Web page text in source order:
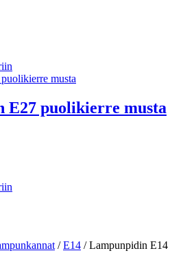
E27 puolikierre musta
/E14 / Lampunpidin E14